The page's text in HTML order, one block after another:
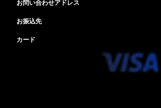
お問い合わせアドレス
お振込先
カード